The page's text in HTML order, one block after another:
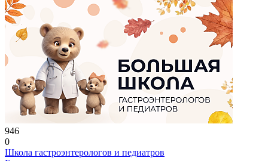
946
0
Школа гастроэнтерологов и педиатров